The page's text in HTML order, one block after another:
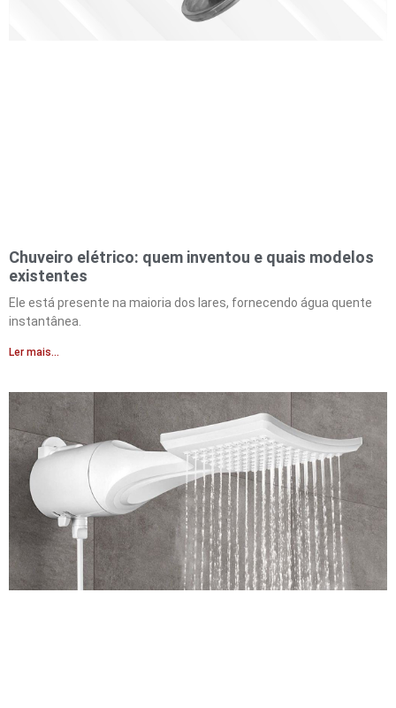
Chuveiro elétrico: quem inventou e quais modelos
existentes
Ele está presente na maioria dos lares, fornecendo água quente
instantânea.
Ler mais...